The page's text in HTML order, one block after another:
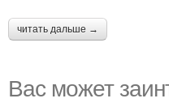
читать дальше →
Вас может